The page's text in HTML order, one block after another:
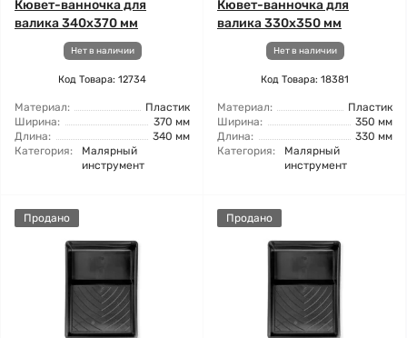
Кювет-ванночка для
валика 340x370 мм
Нет в наличии
Код Товара: 12734
Материал:
Пластик
Ширина:
370 мм
Длина:
340 мм
Категория:
Малярный
инструмент
Кювет-ванночка для
валика 330x350 мм
Нет в наличии
Код Товара: 18381
Материал:
Пластик
Ширина:
350 мм
Длина:
330 мм
Категория:
Малярный
инструмент
Продано Продано